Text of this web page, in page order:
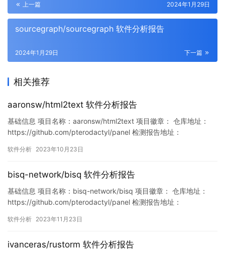
上一篇 2024年1月29日
sourcegraph/sourcegraph 软件分析报告
下一篇
2024年1月29日
相关推荐
aaronsw/html2text 软件分析报告
基础信息 项目名称：aaronsw/html2text 项目徽章： 仓库地址：
https://github.com/pterodactyl/panel 检测报告地址：
78176/1715491904611287040 此报告由Murphysec提供 …
软件分析 2023年10月23日
bisq-network/bisq 软件分析报告
基础信息 项目名称：bisq-network/bisq 项目徽章： 仓库地址：
https://github.com/pterodactyl/panel 检测报告地址：
28768/1727532575914156032 此报告由Murphysec提供 …
软件分析 2023年11月23日
ivanceras/rustorm 软件分析报告